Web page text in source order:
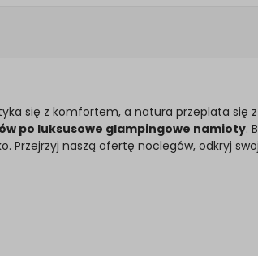
się z komfortem, a natura przeplata się
po luksusowe glampingowe namioty.
naszą ofertę noclegów, odkryj